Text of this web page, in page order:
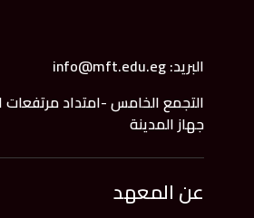
البريد: info@mft.edu.eg
التجمع الخامس -امتداد
جهاز المدينة
عن المعهد